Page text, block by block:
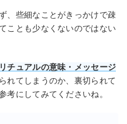
、些細なことがきっかけで疎
ことも少なくないのではない
チュアルの意味・メッセージ
れてしまうのか、裏切られて
考にしてみてくださいね。